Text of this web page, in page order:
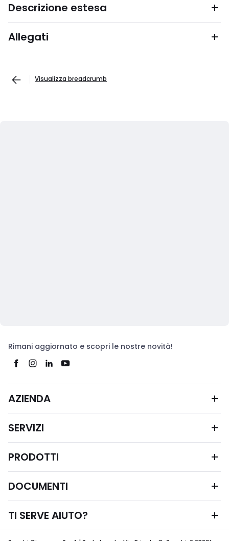
Descrizione estesa
Allegati
Visualizza breadcrumb
Rimani aggiornato e scopri le nostre novità!
AZIENDA
SERVIZI
PRODOTTI
DOCUMENTI
TI SERVE AIUTO?